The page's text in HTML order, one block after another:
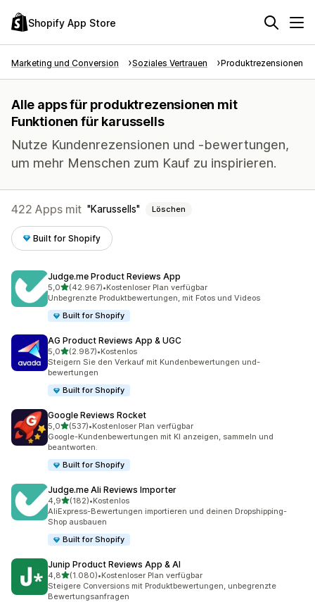
Shopify App Store
Marketing und Conversion Soziales Vertrauen Produktrezensionen
Alle apps für produktrezensionen mit
Funktionen für karussells
Nutze Kundenrezensionen und -bewertungen,
um mehr Menschen zum Kauf zu inspirieren.
422 Apps mit Karussells Löschen
Built for Shopify
Judge.me Product Reviews App
5,0von 5 Sternen
(42.967)
42967 Rezensionen insgesamt
•Kostenloser Plan verfügbar
Unbegrenzte Produktbewertungen, mit Fotos und Videos
Built for Shopify
AG Product Reviews App & UGC
5,0von 5 Sternen
(2.987)
2987 Rezensionen insgesamt
•Kostenlos
Steigern Sie den Verkauf mit Kundenbewertungen und-
bewertungen
Built for Shopify
Google Reviews Rocket
5,0von 5 Sternen
(537)
537 Rezensionen insgesamt
•Kostenloser Plan verfügbar
Google-Kundenbewertungen mit KI anzeigen, sammeln und
beantworten.
Built for Shopify
Judge.me Ali Reviews Importer
4,9von 5 Sternen
(182)
182 Rezensionen insgesamt
•Kostenlos
AliExpress-Bewertungen importieren und deinen Dropshipping-
Shop ausbauen
Built for Shopify
Junip Product Reviews App & AI
4,8von 5 Sternen
(1.080)
1080 Rezensionen insgesamt
•Kostenloser Plan verfügbar
Steigere Conversions mit Produktbewertungen, unbegrenzte
Bewertungsanfragen